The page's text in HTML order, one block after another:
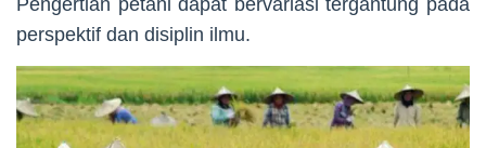
Pengertian petani dapat bervariasi tergantung pada
perspektif dan disiplin ilmu.